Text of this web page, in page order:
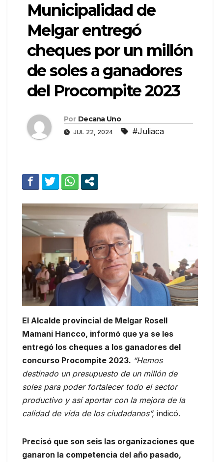
Municipalidad de
Melgar entregó
cheques por un millón
de soles a ganadores
del Procompite 2023
Por Decana Uno
JUL 22, 2024 #Juliaca
El Alcalde provincial de Melgar Rosell
Mamani Hancco, informó que ya se les
entregó los cheques a los ganadores del
concurso Procompite 2023. “Hemos
destinado un presupuesto de un millón de
soles para poder fortalecer todo el sector
productivo y así aportar con la mejora de la
calidad de vida de los ciudadanos”, indicó.
Precisó que son seis las organizaciones que
ganaron la competencia del año pasado,